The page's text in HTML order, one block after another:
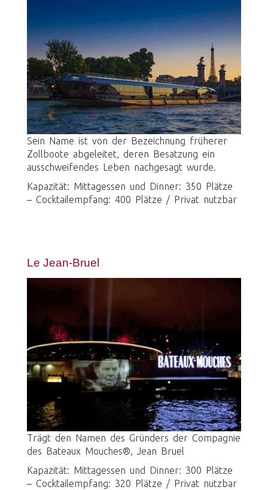
Sein Name ist von der Bezeichnung früherer
Zollboote abgeleitet, deren Besatzung ein
ausschweifendes Leben nachgesagt wurde.
Kapazität: Mittagessen und Dinner: 350 Plätze
– Cocktailempfang: 400 Plätze / Privat nutzbar
Le Jean-Bruel
Trägt den Namen des Gründers der Compagnie
des Bateaux Mouches®, Jean Bruel
Kapazität: Mittagessen und Dinner: 300 Plätze
– Cocktailempfang: 320 Plätze / Privat nutzbar